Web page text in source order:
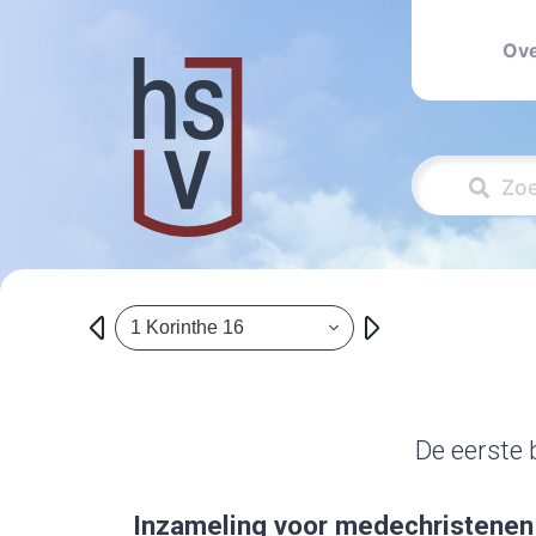
1 Korinthe 16
De eerste
Inzameling voor medechristenen